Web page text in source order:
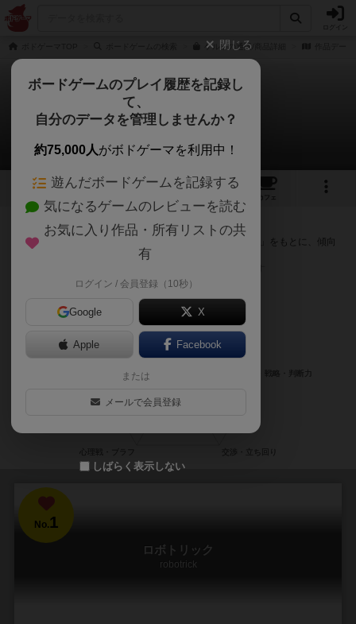
ケルトの通販/商品詳細
ケルト
次のおすすめボードゲーム
9 21
カフェ
『ケルト』が好きな方へのおすすめ
このゲームのトップページで投票された「プレイ感の評価」をもとに、傾向
が近いボードゲームをランキング形式で紹介します。
No.1
ロボトリック
robotrick
閉じる
ボードゲームのプレイ履歴を記録し
て、
自分のデータを管理しませんか？
約75,000人がボドゲーマを利用中！
遊んだボードゲームを記録する
気になるゲームのレビューを読む
お気に入り作品・所有リストの共
有
ログイン / 会員登録（10秒）
Google X
Apple Facebook
または
メールで会員登録
しばらく表示しない